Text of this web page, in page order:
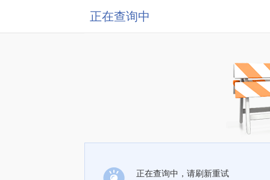
正在查询中
正在查询中，请刷新重试